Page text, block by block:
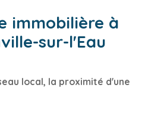
immobilière à
sur-l'Eau
local, la proximité d'une